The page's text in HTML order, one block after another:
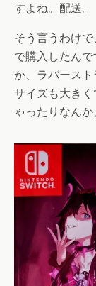
すよね。配送。
そう言うわけ
で購入したん
か、ラバース
サイズも大き
ゃったりなん